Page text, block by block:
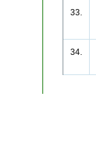
33.
34.